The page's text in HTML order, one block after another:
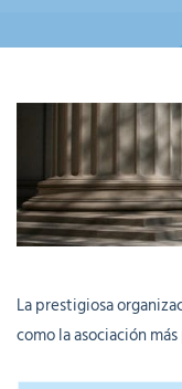
La prestigiosa
como la asociación